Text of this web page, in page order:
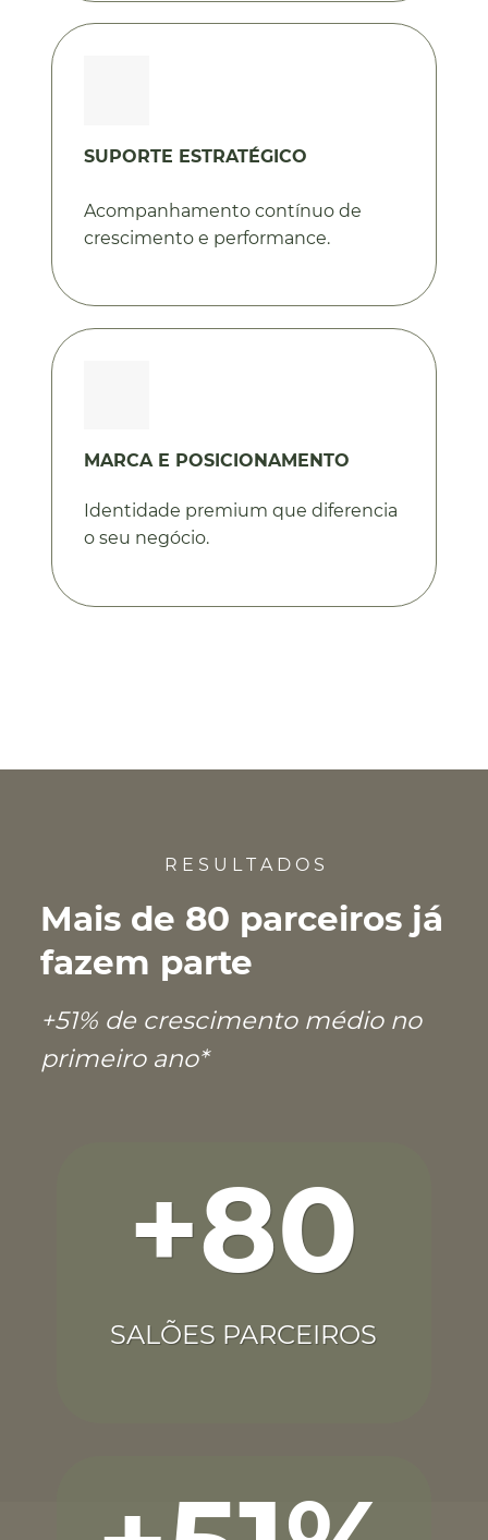
SUPORTE ESTRATÉGICO
Acompanhamento contínuo de
crescimento e performance.
MARCA E POSICIONAMENTO
Identidade premium que diferencia
o seu negócio.
R E S U L T A D O S
Mais de 80 parceiros já
fazem parte
+51% de crescimento médio no
primeiro ano*
+80
SALÕES PARCEIROS